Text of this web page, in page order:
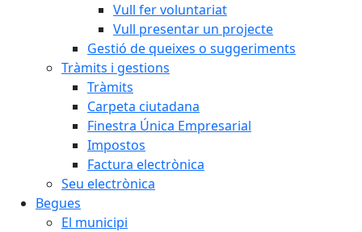
Vull fer voluntariat
Vull presentar un projecte
Gestió de queixes o suggeriments
Tràmits i gestions
Tràmits
Carpeta ciutadana
Finestra Única Empresarial
Impostos
Factura electrònica
Seu electrònica
Begues
El municipi